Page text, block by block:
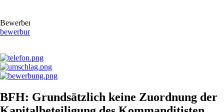
Bewerben Sie sich online oder per E-Mail
bewerbung@stb-becker-zeiler.de
BFH: Grundsätzlich keine Zuordnung der